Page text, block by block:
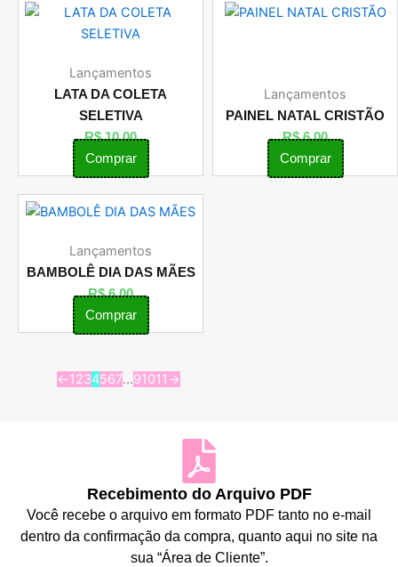
Lançamentos
LATA DA COLETA
SELETIVA
R$10,00
Comprar
Lançamentos
PAINEL NATAL CRISTÃO
R$6,00
Comprar
Lançamentos
BAMBOLÊ DIA DAS MÃES
R$6,00
Comprar
←1234567…91011 →
Recebimento do Arquivo PDF
Você recebe o arquivo em formato PDF tanto no e-mail
dentro da confirmação da compra, quanto aqui no site na
sua “Área de Cliente”.